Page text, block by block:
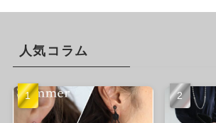
人気コラム